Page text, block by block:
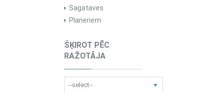
Sagataves
Planeriem
ŠĶIROT PĒC
RAŽOTĀJA